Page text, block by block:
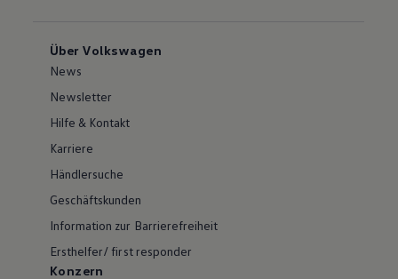
Über Volkswagen
News
Newsletter
Hilfe & Kontakt
Karriere
Händlersuche
Geschäftskunden
Information zur Barrierefreiheit
Ersthelfer/ first responder
Konzern